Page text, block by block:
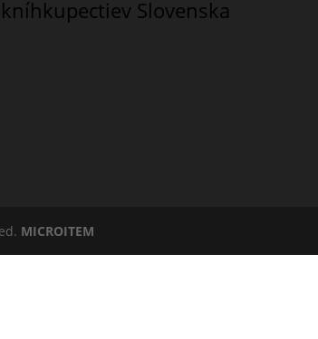
Slovenska
MICROITEM